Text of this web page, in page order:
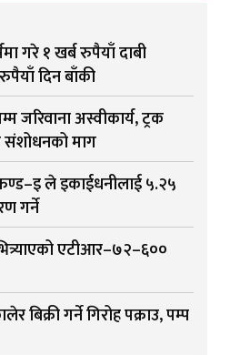
गरे १ खर्ब रुपैयाँ दाबी
दिन बाँकी
अस्वीकार्य, ट्रक
संशोधनको माग
ले इकाईधनीलाई ५.२५
गर्ने
एटीआर–७२–६००
बिक्री गर्ने गिरोह पक्राउ, पम्प